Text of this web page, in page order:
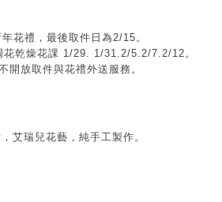
花禮，最後取件日為2/15 。
乾燥花課 1/29.
1/31. 2/5.2/7.2/12 。
放取件與花禮外送服務。
艾瑞兒花藝，純手工製作。